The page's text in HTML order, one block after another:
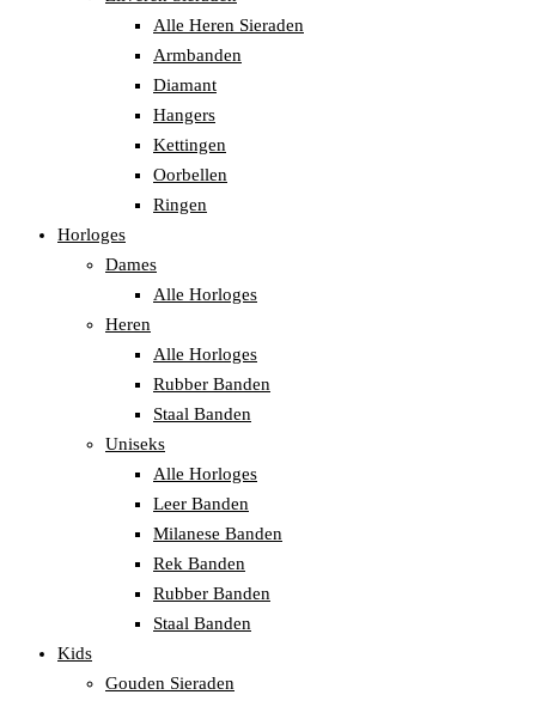
Alle Heren Sieraden
Armbanden
Diamant
Hangers
Kettingen
Oorbellen
Ringen
Horloges
Dames
Alle Horloges
Heren
Alle Horloges
Rubber Banden
Staal Banden
Uniseks
Alle Horloges
Leer Banden
Milanese Banden
Rek Banden
Rubber Banden
Staal Banden
Kids
Gouden Sieraden